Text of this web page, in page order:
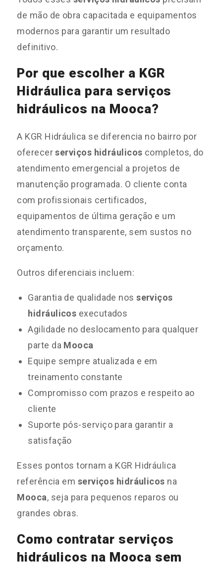
de mão de obra capacitada e equipamentos
modernos para garantir um resultado
definitivo.
Por que escolher a KGR
Hidráulica para serviços
hidráulicos na Mooca?
A KGR Hidráulica se diferencia no bairro por
oferecerserviços hidráulicos completos, do
atendimento emergencial a projetos de
manutenção programada. O cliente conta
com profissionais certificados,
equipamentos de última geração e um
atendimento transparente, sem sustos no
orçamento.
Outros diferenciais incluem:
Garantia de qualidade nosserviços
hidráulicos executados
Agilidade no deslocamento para qualquer
parte da Mooca
Equipe sempre atualizada e em
treinamento constante
Compromisso com prazos e respeito ao
cliente
Suporte pós-serviço para garantir a
satisfação
Esses pontos tornam a KGR Hidráulica
referência em serviços hidráulicos na
Mooca, seja para pequenos reparos ou
grandes obras.
Como contratar serviços
hidráulicos na Mooca sem